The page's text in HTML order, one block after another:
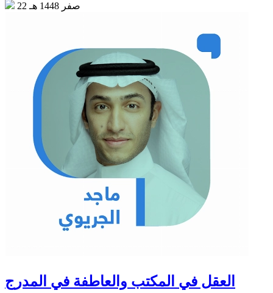
22 صفر 1448 هـ
العقل في المكتب والعاطفة في المدرج